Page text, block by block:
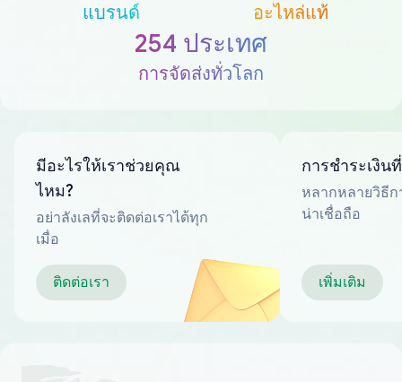
แบรนด์ อะไหล่แท้
254 ประเทศ
การจัดส่งทั่วโลก
มีอะไรให้เราช่วยคุณ
ไหม?
อย่าลังเลที่จะติดต่อเราได้ทุก
เมื่อ
ติดต่อเรา
การชำระเงิน
หลากหลายวิธีก
น่าเชื่อถือ
เพิ่มเติม